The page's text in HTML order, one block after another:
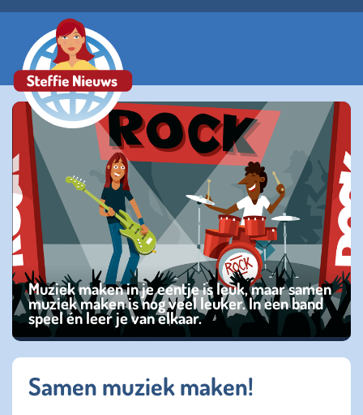
Muziek maken in je eentje is leuk, maar samen
muziek maken is nog veel leuker. In een band
speel én leer je van elkaar.
Samen muziek maken!